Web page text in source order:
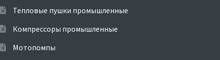
Тепловые пушки промышленные
Компрессоры промышленные
Мотопомпы